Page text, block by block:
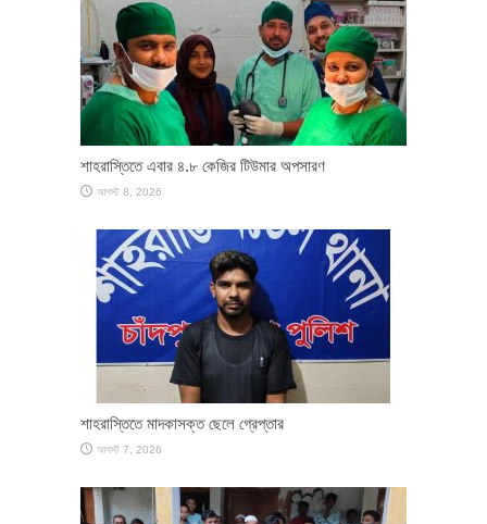
শাহরাস্তিতে এবার ৪.৮ কেজির টিউমার অপসারণ
আগস্ট 8, 2026
শাহরাস্তিতে মাদকাসক্ত ছেলে গ্রেপ্তার
আগস্ট 7, 2026